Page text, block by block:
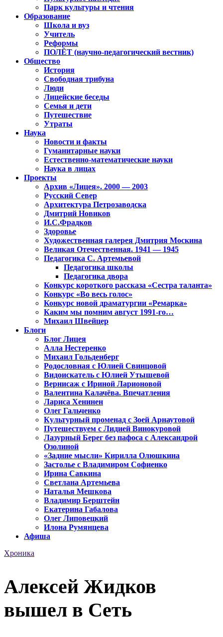
Парк культуры и чтения
Образование
Школа и вуз
Учитель
Реформы
ПОЛЁТ (научно-педагогический вестник)
Общество
История
Свободная трибуна
Люди
Лицейские беседы
Семья и дети
Путешествие
Утраты
Наука
Новости и факты
Гуманитарные науки
Естественно-математические науки
Наука в лицах
Проекты
Архив «Лицея». 2000 — 2003
Русский Север
Архитектура Петрозаводска
Дмитрий Новиков
И.С.Фрадков
Здоровье
Художественная галерея Дмитрия Москина
Великая Отечественная. 1941 — 1945
Педагогика С. Артемьевой
Педагогика школы
Педагогика двора
Конкурс короткого рассказа «Сестра таланта»
Конкурс «Во весь голос»
Конкурс новой драматургии «Ремарка»
Каким мы помним август 1991-го…
Михаил Швейцер
Блоги
Блог Лицея
Алла Нестеренко
Михаил Гольденберг
Родословная с Юлией Свинцовой
Видоискатель с Юлией Утышевой
Вернисаж с Ириной Ларионовой
Валентина Калачёва. Впечатления
Лариса Хенинен
Олег Гальченко
Культурный променад с Зоей Арнаутовой
Путешествуем с Лидией Винокуровой
Лазурный Берег без пафоса с Александрой
Озолиной
«Задние мысли» Кирилла Олюшкина
Застолье с Владимиром Софиенко
Ирина Савкина
Светлана Артемьева
Наталья Мешкова
Владимир Берштейн
Екатерина Габалова
Олег Липовецкий
Илона Румянцева
Афиша
Хроника
Алексей Жидков
вышел в Сеть